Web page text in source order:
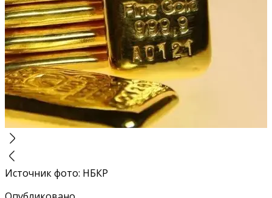
Источник фото: НБКР